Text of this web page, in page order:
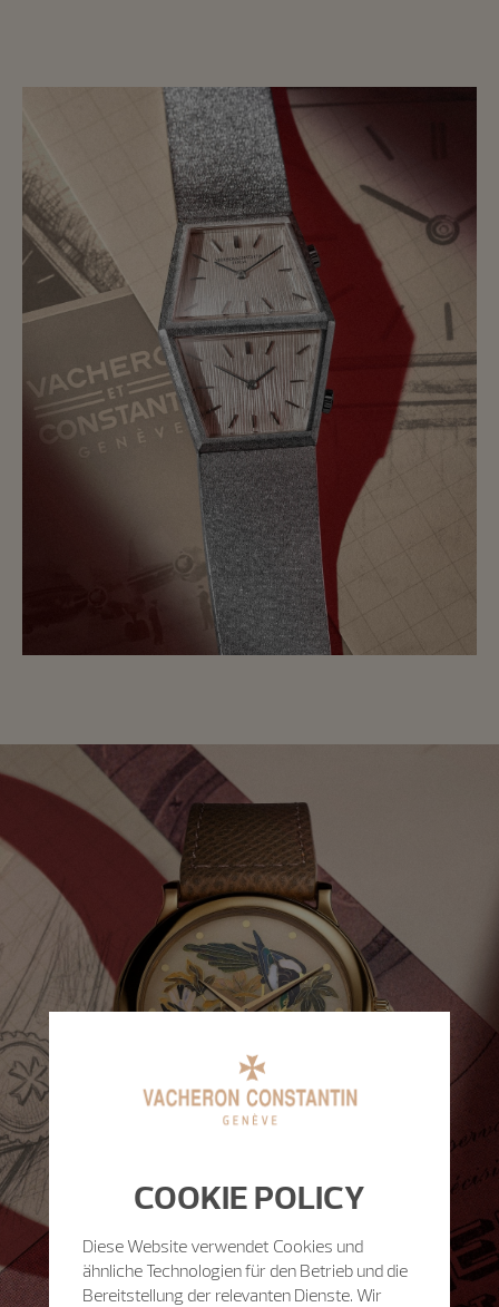
COOKIE POLICY
Diese Website verwendet Cookies und
ähnliche Technologien für den Betrieb und die
Bereitstellung der relevanten Dienste. Wir